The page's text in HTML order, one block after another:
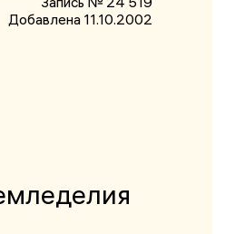
Добавлена 11.10.2002